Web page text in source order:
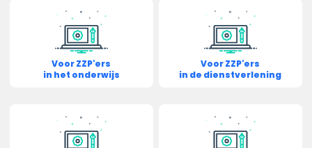
Voor ZZP'ers
in het onderwijs
Voor ZZP'ers
in de dienstverlening